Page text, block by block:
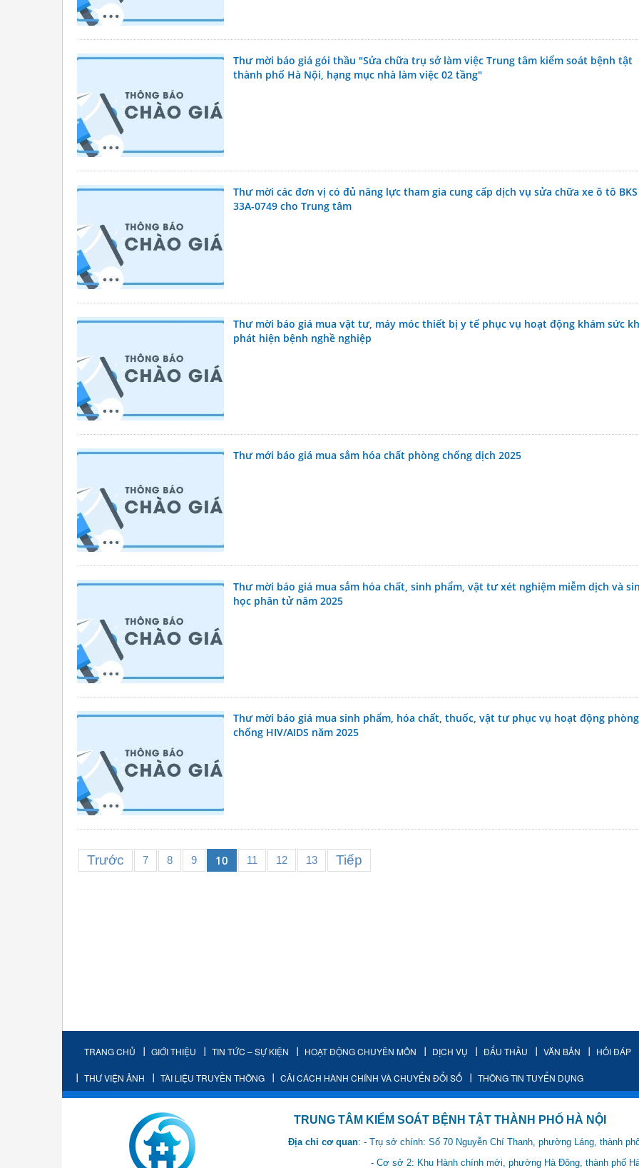
Thư mời báo giá gói thầu "Sửa chữa trụ sở làm việc Trung tâm kiểm soát bệnh tật
thành phố Hà Nội, hạng mục nhà làm việc 02 tầng"
Thư mời các đơn vị có đủ năng lực tham gia cung cấp dịch vụ sửa chữa xe ô tô BKS
33A-0749 cho Trung tâm
Thư mời báo giá mua vật tư, máy móc thiết bị y tế phục vụ hoạt động khám sức
phát hiện bệnh nghề nghiệp
Thư mới báo giá mua sắm hóa chất phòng chống dịch 2025
Thư mời báo giá mua sắm hóa chất, sinh phẩm, vật tư xét nghiệm miễm dịch và
học phân tử năm 2025
Thư mời báo giá mua sinh phẩm, hóa chất, thuốc, vật tư phục vụ hoạt động
chống HIV/AIDS năm 2025
Trước 7 8 9 10 11 12 13 Tiếp
TRANG CHỦ GIỚI THIỆU TIN TỨC – SỰ KIỆN HOẠT ĐỘNG CHUYÊN MÔN DỊCH VỤ ĐẤU THẦU VĂN BẢN HỎI ĐÁP
THƯ VIỆN ẢNH TÀI LIỆU TRUYỀN THÔNG CẢI CÁCH HÀNH CHÍNH VÀ CHUYỂN ĐỔI SỐ THÔNG TIN TUYỂN DỤNG
TRUNG TÂM KIỂM SOÁT BỆNH TẬT THÀNH PHỐ HÀ NỘI
Địa chỉ cơ quan: - Trụ sở chính: Số 70 Nguyễn Chí Thanh, phường Láng, thành
- Cơ sở 2: Khu Hành chính mới, phường Hà Đông, thành phố Hà